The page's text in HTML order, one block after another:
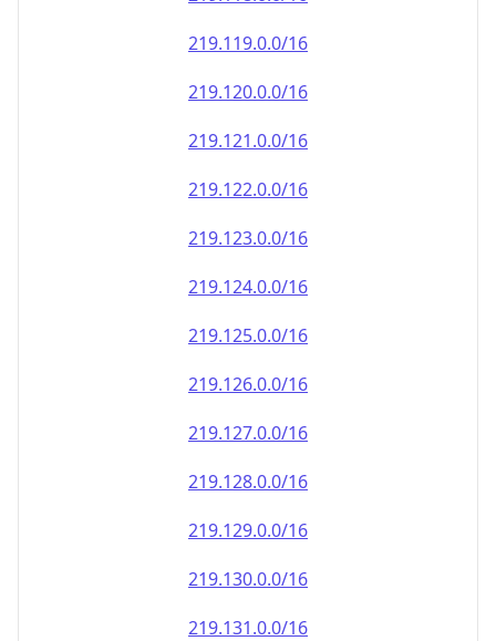
219.119.0.0/16
219.120.0.0/16
219.121.0.0/16
219.122.0.0/16
219.123.0.0/16
219.124.0.0/16
219.125.0.0/16
219.126.0.0/16
219.127.0.0/16
219.128.0.0/16
219.129.0.0/16
219.130.0.0/16
219.131.0.0/16